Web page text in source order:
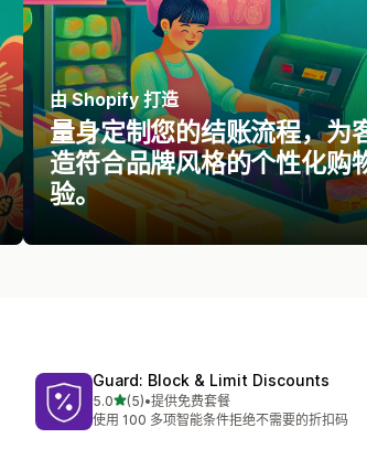
由 Shopify 打造
量身定制您的结账流程，为
造符合品牌风格的个性化购
验。
Guard: Block & Limit Discounts
5.0星（满分 5 星）
(5)
总共 5 条评论
•提供免费套餐
使用 100 多项智能条件拒绝不需要的折扣码